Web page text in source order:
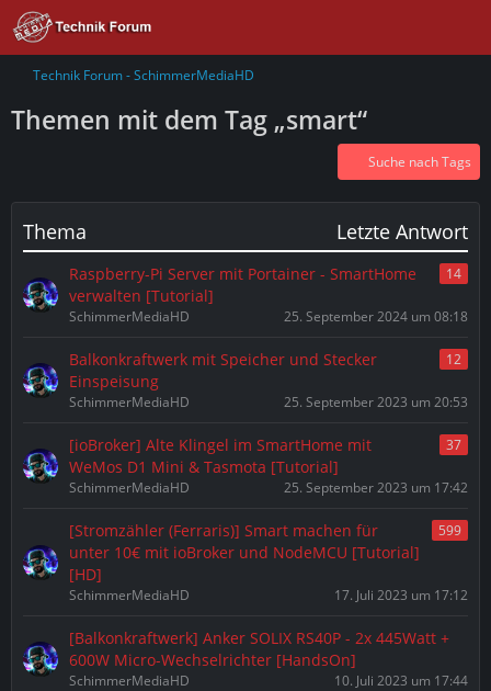
Technik Forum - SchimmerMediaHD
Themen mit dem Tag „smart“
Suche nach Tags
Thema Letzte Antwort
Raspberry-Pi Server mit Portainer - SmartHome
verwalten [Tutorial]
14
SchimmerMediaHD 25. September 2024 um 08:18
Balkonkraftwerk mit Speicher und Stecker
Einspeisung
12
SchimmerMediaHD 25. September 2023 um 20:53
[ioBroker] Alte Klingel im SmartHome mit
WeMos D1 Mini & Tasmota [Tutorial]
37
SchimmerMediaHD 25. September 2023 um 17:42
[Stromzähler (Ferraris)] Smart machen für
unter 10€ mit ioBroker und NodeMCU [Tutorial]
[HD]
599
SchimmerMediaHD 17. Juli 2023 um 17:12
[Balkonkraftwerk] Anker SOLIX RS40P - 2x 445Watt +
600W Micro-Wechselrichter [HandsOn]
SchimmerMediaHD 10. Juli 2023 um 17:44